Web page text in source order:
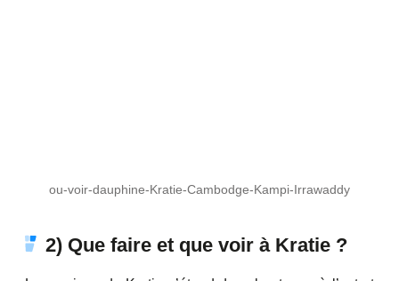
ou-voir-dauphine-Kratie-Cambodge-Kampi-Irrawaddy
2) Que faire et que voir à Kratie ?